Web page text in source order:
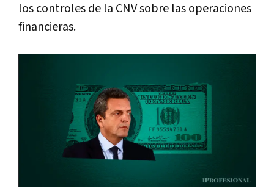
los controles de la CNV sobre las operaciones
financieras.